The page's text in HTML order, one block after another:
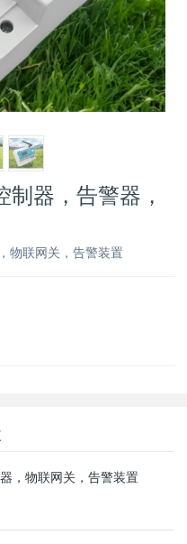
器，告警器，
物联网关，告警装置
，物联网关，告警装置